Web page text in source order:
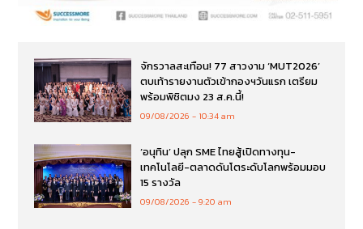
จักรวาลสะเทือน! 77 สาวงาม ‘MUT2026’
ตบเท้ารายงานตัวเข้ากองฯวันแรก เตรียม
พร้อมพิชิตมง 23 ส.ค.นี้!
09/08/2026 10:34 am
‘อนุทิน’ ปลุก SME ไทยสู้เปิดทางทุน-
เทคโนโลยี-ตลาดดันโตระดับโลกพร้อมมอบ
15 รางวัล
09/08/2026 9:20 am